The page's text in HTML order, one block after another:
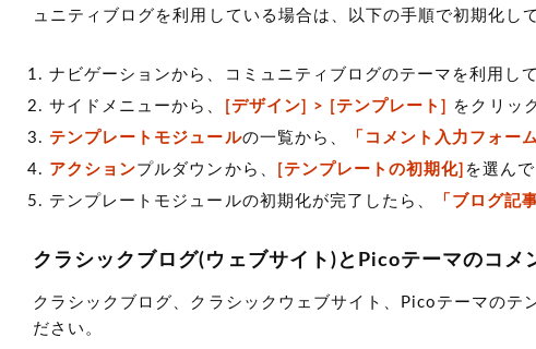
ュニティブログを利用している場合は、以下の手順で初期化し
ナビゲーションから、コミュニティブログのテーマを利用し
サイドメニューから、
[デザイン] > [テンプレート]
をクリッ
テンプレートモジュールの一覧から、 「コメント入力フォー
アクションプルダウンから、 [テンプレートの初期化] を選んで
テンプレートモジュールの初期化が完了したら、
「ブログ記
クラシックブログ(ウェブサイト)とPicoテーマのコメ
クラシックブログ、クラシックウェブサイト、Picoテーマのテ
ださい。